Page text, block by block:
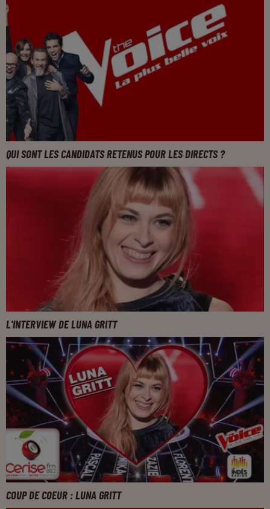
QUI SONT LES CANDIDATS RETENUS POUR LES DIRECTS ?
L'INTERVIEW DE LUNA GRITT
COUP DE COEUR : LUNA GRITT